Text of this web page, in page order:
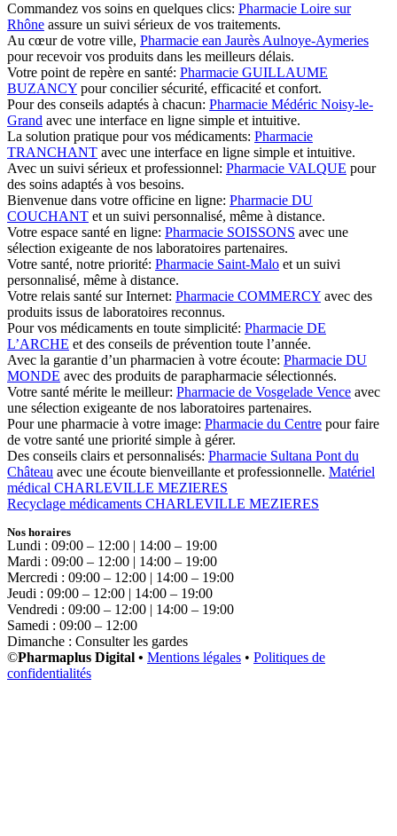
Commandez vos soins en quelques clics: Pharmacie Loire sur
Rhône assure un suivi sérieux de vos traitements.
Au cœur de votre ville, Pharmacie ean Jaurès Aulnoye-Aymeries
pour recevoir vos produits dans les meilleurs délais.
Votre point de repère en santé: Pharmacie GUILLAUME
BUZANCY pour concilier sécurité, efficacité et confort.
Pour des conseils adaptés à chacun: Pharmacie Médéric Noisy-le-
Grand avec une interface en ligne simple et intuitive.
La solution pratique pour vos médicaments: Pharmacie
TRANCHANT avec une interface en ligne simple et intuitive.
Avec un suivi sérieux et professionnel: Pharmacie VALQUE pour
des soins adaptés à vos besoins.
Bienvenue dans votre officine en ligne: Pharmacie DU
COUCHANT et un suivi personnalisé, même à distance.
Votre espace santé en ligne: Pharmacie SOISSONS avec une
sélection exigeante de nos laboratoires partenaires.
Votre santé, notre priorité: Pharmacie Saint-Malo et un suivi
personnalisé, même à distance.
Votre relais santé sur Internet: Pharmacie COMMERCY avec des
produits issus de laboratoires reconnus.
Pour vos médicaments en toute simplicité: Pharmacie DE
L’ARCHE et des conseils de prévention toute l’année.
Avec la garantie d’un pharmacien à votre écoute: Pharmacie DU
MONDE avec des produits de parapharmacie sélectionnés.
Votre santé mérite le meilleur: Pharmacie de Vosgelade Vence avec
une sélection exigeante de nos laboratoires partenaires.
Pour une pharmacie à votre image: Pharmacie du Centre pour faire
de votre santé une priorité simple à gérer.
Des conseils clairs et personnalisés: Pharmacie Sultana Pont du
Château avec une écoute bienveillante et professionnelle. Matériel
médical CHARLEVILLE MEZIERES
Recyclage médicaments CHARLEVILLE MEZIERES
Nos horaires
Lundi : 09:00 – 12:00 | 14:00 – 19:00
Mardi : 09:00 – 12:00 | 14:00 – 19:00
Mercredi : 09:00 – 12:00 | 14:00 – 19:00
Jeudi : 09:00 – 12:00 | 14:00 – 19:00
Vendredi : 09:00 – 12:00 | 14:00 – 19:00
Samedi : 09:00 – 12:00
Dimanche : Consulter les gardes
©Pharmaplus Digital • Mentions légales • Politiques de
confidentialités